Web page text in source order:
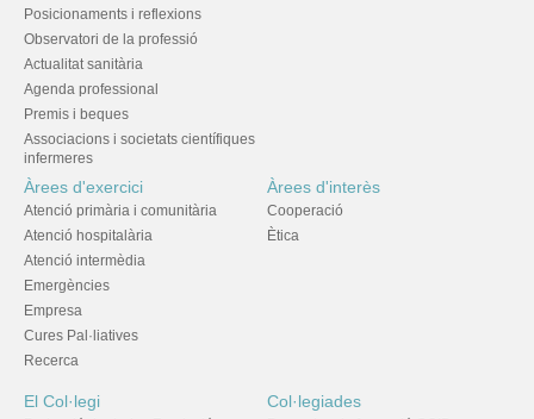
Posicionaments i reflexions
Observatori de la professió
Actualitat sanitària
Agenda professional
Premis i beques
Associacions i societats científiques
infermeres
Àrees d'exercici
Atenció primària i comunitària
Atenció hospitalària
Atenció intermèdia
Emergències
Empresa
Cures Pal·liatives
Recerca
Àrees d'interès
Cooperació
Ètica
El Col·legi Col·legiades